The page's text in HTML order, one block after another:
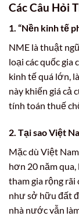
Các Câu Hỏi
1. “Nền kinh tế
NME là thuật
loại các quốc gia
kinh tế quá lớn,
này khiến giá cả
tính toán thuế
2. Tại sao Việt
Mặc dù Việt
hơn 20 năm
tham gia rộng rãi
như sở hữu đất
nhà nước vẫn